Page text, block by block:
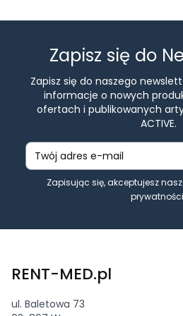
Zapisz się do
Zapisz się do naszego
informacje o nowych
ofertach i publikowanych
ACTIVE.
Zapisując się, akceptujesz nasz
prywatności
RENT-MED.pl
ul. Baletowa 73